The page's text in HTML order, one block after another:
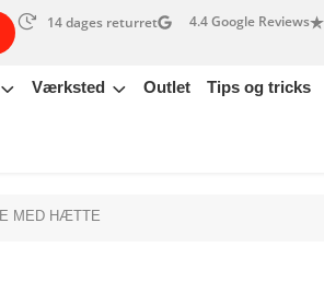
14 dages returret 4.4 Google Reviews
Værksted Outlet Tips og tricks
MED HÆTTE